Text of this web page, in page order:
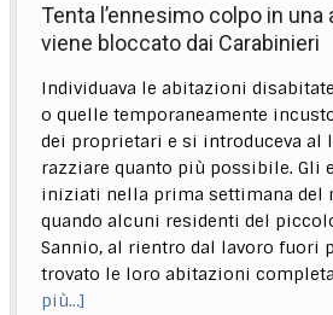
Tenta l’ennesimo colpo in una
viene bloccato dai Carabinieri
Individuava le abitazioni
o quelle temporaneamente
dei proprietari e si introduceva al
razziare quanto più possibile. Gli
iniziati nella prima settimana del
quando alcuni residenti del
Sannio, al rientro dal lavoro fuori
trovato le loro abitazioni
più…]